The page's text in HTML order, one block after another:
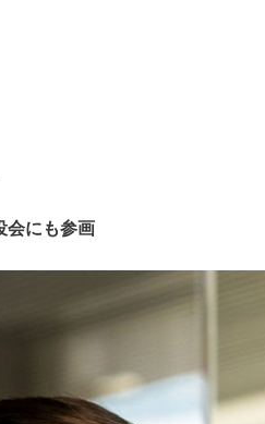
会にも参画